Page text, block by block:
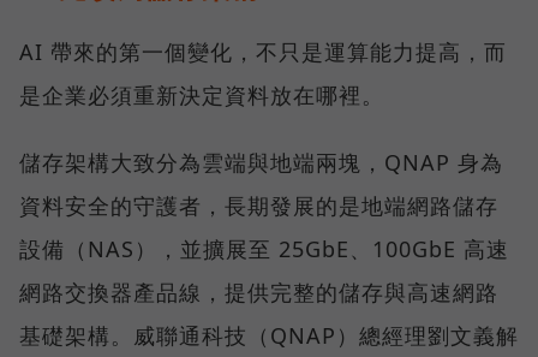
AI 帶來的第一個變化，不只是運算能力提高，而
是企業必須重新決定資料放在哪裡。
儲存架構大致分為雲端與地端兩塊，QNAP 身為
資料安全的守護者，長期發展的是地端網路儲存
設備（NAS），並擴展至 25GbE、100GbE 高速
網路交換器產品線，提供完整的儲存與高速網路
基礎架構。威聯通科技（QNAP）總經理劉文義解